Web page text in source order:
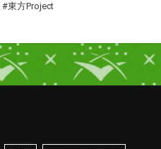
#東方Project